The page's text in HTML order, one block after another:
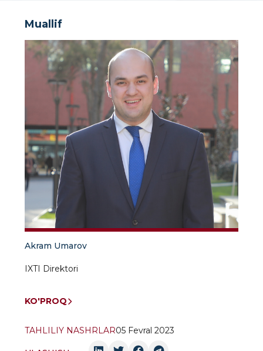
Muallif
Akram Umarov
IXTI Direktori
KO'PROQ
TAHLILIY NASHRLAR05 Fevral 2023